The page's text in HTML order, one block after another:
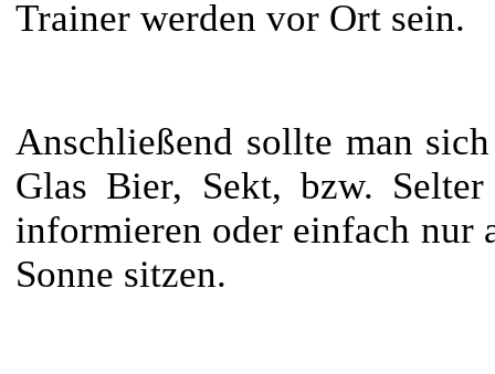
Trainer werden vor Ort sein.
Anschließend sollte man
Glas Bier, Sekt, bzw.
informieren oder einfach nur
Sonne sitzen.